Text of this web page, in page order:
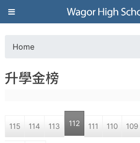
Jump to navigation
葳
格
高
o
a
Home
升學金榜
115 114 113 112 111 110 109